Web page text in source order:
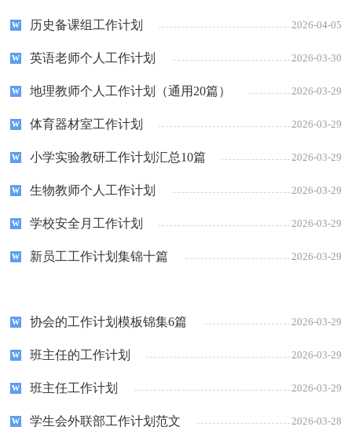
历史备课组工作计划 2026-04-05
英语老师个人工作计划 2026-03-30
地理教师个人工作计划（通用20篇） 2026-03-29
体育器材室工作计划 2026-03-29
小学实验教研工作计划汇总10篇 2026-03-29
生物教师个人工作计划 2026-03-29
学校安全月工作计划 2026-03-29
新员工工作计划集锦十篇 2026-03-29
协会的工作计划模板锦集6篇 2026-03-29
班主任的工作计划 2026-03-29
班主任工作计划 2026-03-29
学生会外联部工作计划范文 2026-03-28